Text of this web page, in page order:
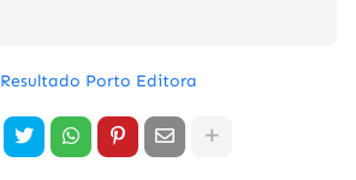
Resultado Porto Editora